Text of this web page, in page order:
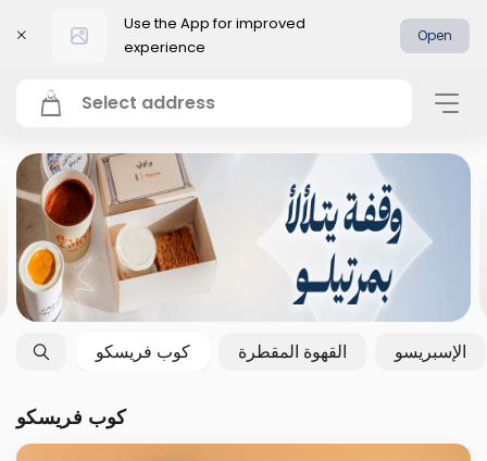
Use the App for improved
experience
Open
Select address
كوب فريسكو القهوة المقطرة الإسبريسو
كوب فريسكو